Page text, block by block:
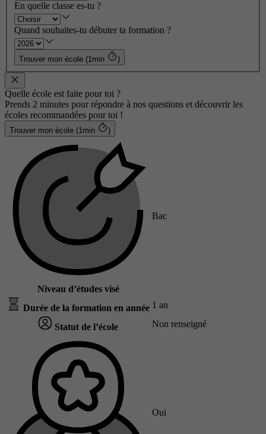
En quelle classe es-tu ?
Quand souhaites-tu débuter ta formation ?
Trouver mon école (1min )
Quelle école est faite pour toi ?
Prends 2 minutes pour répondre à nos questions et découvrir les
écoles recommandées pour toi !
Trouver mon école (1min )
Niveau d’études visé
Bac
Durée de la formation en année 1 an
Statut de l’école Non renseigné
Oui